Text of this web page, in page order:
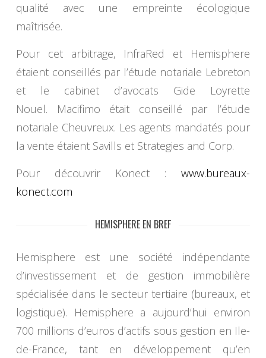
qualité avec une empreinte écologique
maîtrisée.
Pour cet arbitrage, InfraRed et Hemisphere
étaient conseillés par l’étude notariale Lebreton
et le cabinet d’avocats Gide Loyrette
Nouel. Macifimo était conseillé par l’étude
notariale Cheuvreux. Les agents mandatés pour
la vente étaient Savills et Strategies and Corp.
Pour découvrir Konect :www.bureaux-
konect.com
HEMISPHERE EN BREF
Hemisphere est une société indépendante
d’investissement et de gestion immobilière
spécialisée dans le secteur tertiaire (bureaux, et
logistique). Hemisphere a aujourd’hui environ
700 millions d’euros d’actifs sous gestion en Ile-
de-France, tant en développement qu’en